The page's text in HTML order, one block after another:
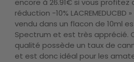
encore à 26.91€ si vous profitez
réduction -10% LACREMEDUCBD
vendu dans un flacon de 10ml
Spectrum et est très apprécié.
qualité possède un taux de
et est donc idéal pour les